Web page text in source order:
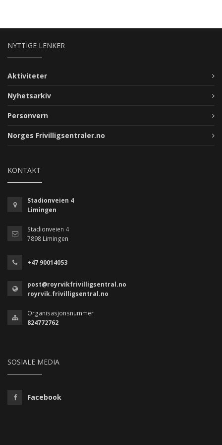
NYTTIGE LENKER
Aktiviteter
Nyhetsarkiv
Personvern
Norges Frivilligsentraler.no
KONTAKT
Stadionveien 4
Limingen
Stadionveien 4
7898 Limingen
+47 90014053
post@royrvikfrivilligsentral.no
royrvik.frivilligsentral.no
Organisasjonsnummer
824772762
SOSIALE MEDIA
Facebook